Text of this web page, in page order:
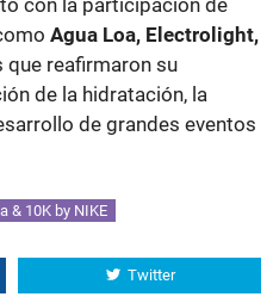
con la participación de
Agua Loa, Electrolight,
que reafirmaron su
de la hidratación, la
de grandes eventos
& 10K by NIKE
Twitter